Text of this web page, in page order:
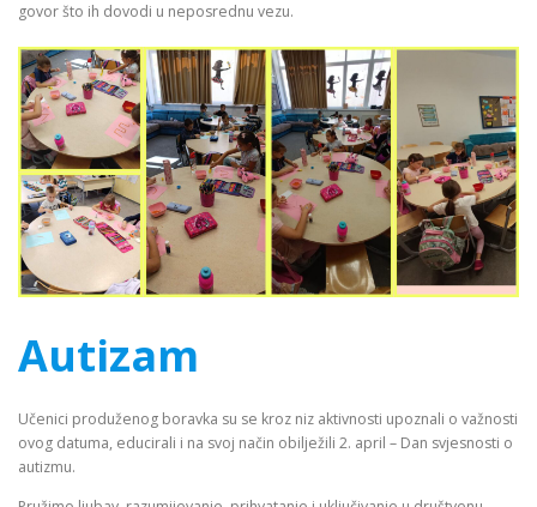
govor što ih dovodi u neposrednu vezu.
Autizam
Učenici produženog boravka su se kroz niz aktivnosti upoznali o važnosti
ovog datuma, educirali i na svoj način obilježili 2. april – Dan svjesnosti o
autizmu.